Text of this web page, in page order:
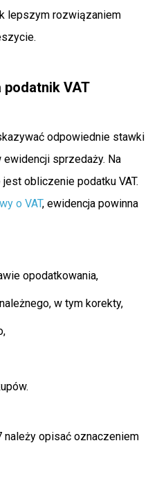
lepszym rozwiązaniem
podatnik VAT
odpowiednie stawki
ewidencji sprzedaży. Na
obliczenie podatku VAT.
o VAT, ewidencja powinna
opodatkowania,
w tym korekty,
opisać oznaczeniem